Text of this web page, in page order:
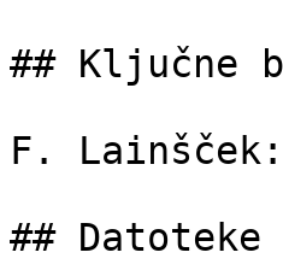
## Ključne
F.
## Datoteke